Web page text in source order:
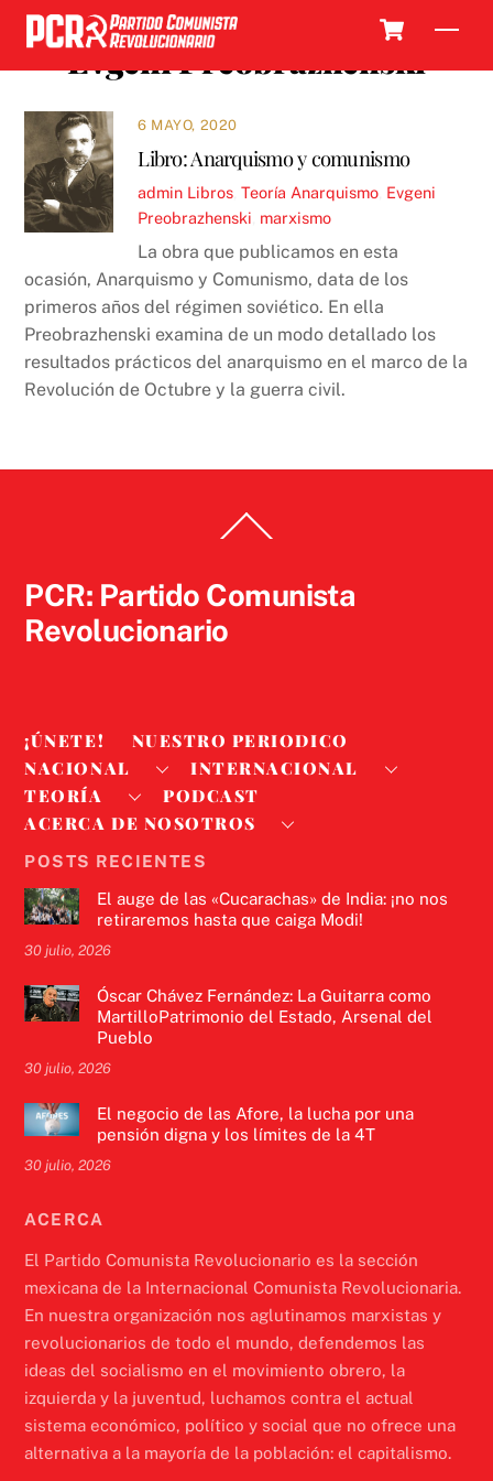
Skip
content Evgeni Preobrazhenski
6 MAYO, 2020
Libro: Anarquismo y comunismo
admin Libros ,Teoría Anarquismo Evgeni
Preobrazhenski marxismo
La obra que publicamos en esta
ocasión, Anarquismo y Comunismo, data de los
primeros años del régimen soviético. En ella
Preobrazhenski examina de un modo detallado los
resultados prácticos del anarquismo en el marco de la
Revolución de Octubre y la guerra civil.
To
PCR: Partido Comunista
Revolucionario
¡ÚNETE!
NUESTRO PERIODICO
NACIONAL
INTERNACIONAL
TEORÍA
PODCAST
ACERCA DE NOSOTROS
POSTS RECIENTES
El auge de las «Cucarachas» de India: ¡no nos
retiraremos hasta que caiga Modi!
30 julio, 2026
Óscar Chávez Fernández: La Guitarra como
MartilloPatrimonio del Estado, Arsenal del
Pueblo
30 julio, 2026
El negocio de las Afore, la lucha por una
pensión digna y los límites de la 4T
30 julio, 2026
ACERCA
El Partido Comunista Revolucionario es la sección
mexicana de la Internacional Comunista Revolucionaria.
En nuestra organización nos aglutinamos marxistas y
revolucionarios de todo el mundo, defendemos las
ideas del socialismo en el movimiento obrero, la
izquierda y la juventud, luchamos contra el actual
sistema económico, político y social que no ofrece una
alternativa a la mayoría de la población: el capitalismo.